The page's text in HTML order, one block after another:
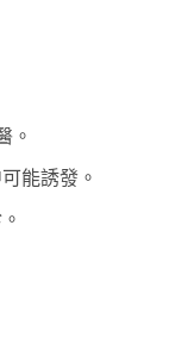
。
能誘發。